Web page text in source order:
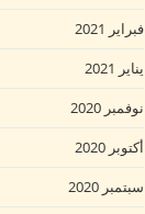
فبراير 2021
يناير 2021
نوفمبر 2020
أكتوبر 2020
سبتمبر 2020